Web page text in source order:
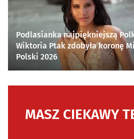
Podlasianka najpiękniejszą
Wiktoria Ptak zdobyła koronę
Polski 2026
MASZ CIEKAWY